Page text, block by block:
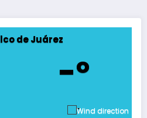
de Juárez
-º
-